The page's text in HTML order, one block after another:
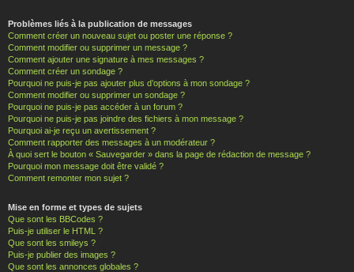
Problèmes liés à la publication de messages
Comment créer un nouveau sujet ou poster une réponse ?
Comment modifier ou supprimer un message ?
Comment ajouter une signature à mes messages ?
Comment créer un sondage ?
Pourquoi ne puis-je pas ajouter plus d’options à mon sondage ?
Comment modifier ou supprimer un sondage ?
Pourquoi ne puis-je pas accéder à un forum ?
Pourquoi ne puis-je pas joindre des fichiers à mon message ?
Pourquoi ai-je reçu un avertissement ?
Comment rapporter des messages à un modérateur ?
À quoi sert le bouton « Sauvegarder » dans la page de rédaction de message ?
Pourquoi mon message doit être validé ?
Comment remonter mon sujet ?
Mise en forme et types de sujets
Que sont les BBCodes ?
Puis-je utiliser le HTML ?
Que sont les smileys ?
Puis-je publier des images ?
Que sont les annonces globales ?